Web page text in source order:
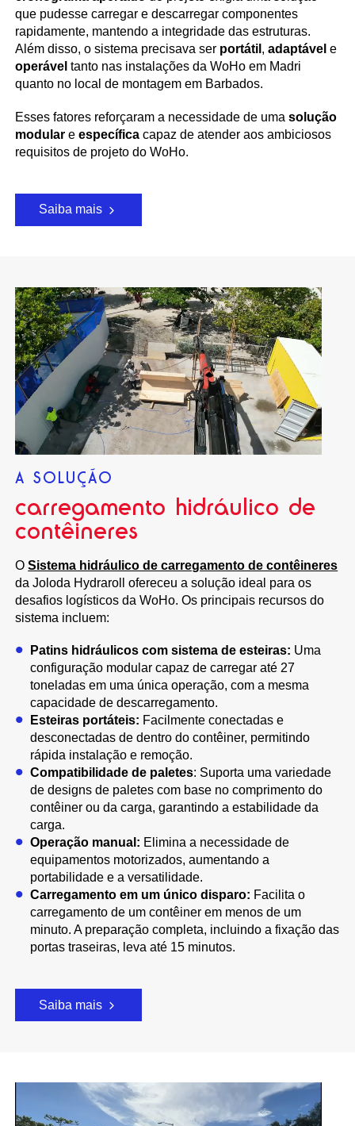
que pudesse carregar e descarregar componentes
rapidamente, mantendo a integridade das estruturas.
Além disso, o sistema precisava ser portátil ,adaptável e
operável tanto nas instalações da WoHo em Madri
quanto no local de montagem em Barbados.
Esses fatores reforçaram a necessidade de umasolução
modular eespecífica capaz de atender aos ambiciosos
requisitos de projeto do WoHo.
Saiba mais
A SOLUÇÃO
carregamento hidráulico de
contêineres
OSistema hidráulico de carregamento de contêineres
da Joloda Hydraroll ofereceu a solução ideal para os
desafios logísticos da WoHo. Os principais recursos do
sistema incluem:
Patins hidráulicos com sistema de esteiras: Uma
configuração modular capaz de carregar até 27
toneladas em uma única operação, com a mesma
capacidade de descarregamento.
Esteiras portáteis: Facilmente conectadas e
desconectadas de dentro do contêiner, permitindo
rápida instalação e remoção.
Compatibilidade de paletes: Suporta uma variedade
de designs de paletes com base no comprimento do
contêiner ou da carga, garantindo a estabilidade da
carga.
Operação manual: Elimina a necessidade de
equipamentos motorizados, aumentando a
portabilidade e a versatilidade.
Carregamento em um único disparo: Facilita o
carregamento de um contêiner em menos de um
minuto. A preparação completa, incluindo a fixação das
portas traseiras, leva até 15 minutos.
Saiba mais